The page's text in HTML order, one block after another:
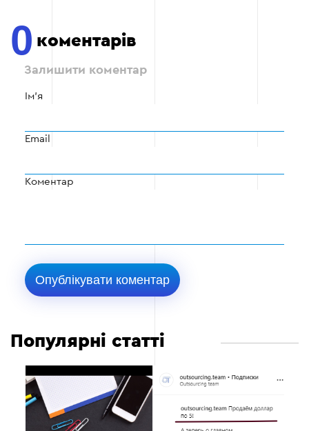
0 коментарів
Залишити коментар
Ім'я
Email
Коментар
Популярні статті